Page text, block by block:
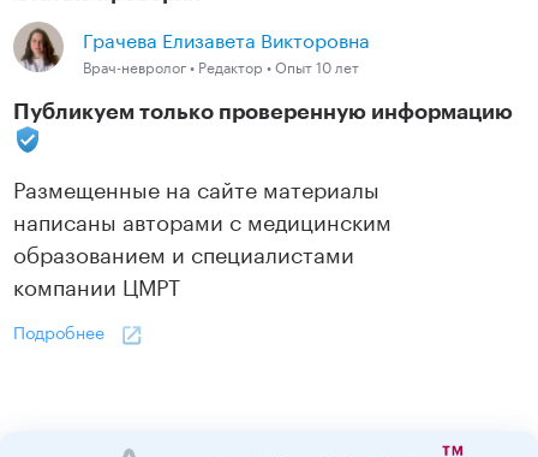
Грачева Елизавета Викторовна
Врач-невролог • Редактор • Опыт 10 лет
Публикуем только проверенную информацию
Размещенные на сайте материалы
написаны авторами с медицинским
образованием и специалистами
компании ЦМРТ
Подробнее